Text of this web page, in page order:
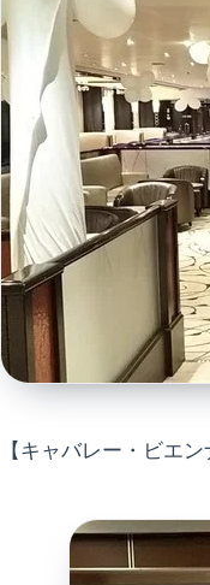
【キャバレー・ビエ